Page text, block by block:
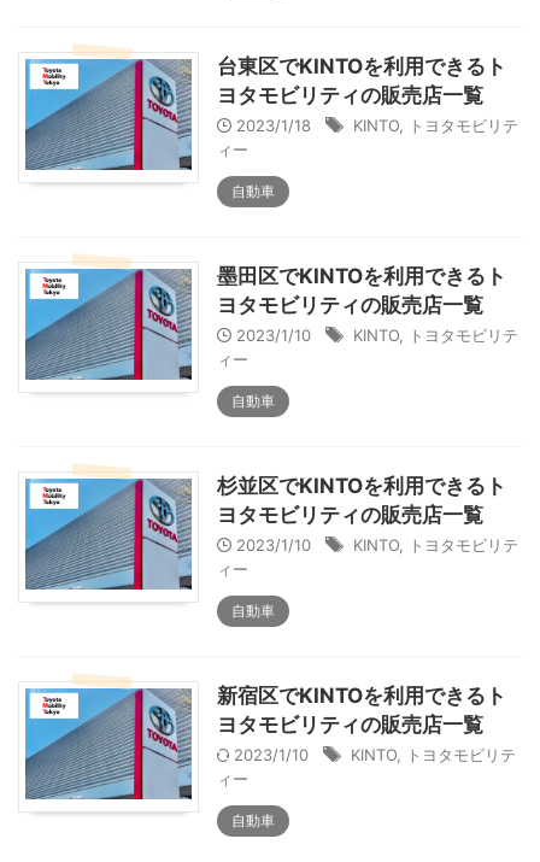
台東区でKINTOを利用できるト
ヨタモビリティの販売店一覧
2023/1/18 KINTO
トヨタモビリテ
ィー
自動車
墨田区でKINTOを利用できるト
ヨタモビリティの販売店一覧
2023/1/10 KINTO
トヨタモビリテ
ィー
自動車
杉並区でKINTOを利用できるト
ヨタモビリティの販売店一覧
2023/1/10 KINTO
トヨタモビリテ
ィー
自動車
新宿区でKINTOを利用できるト
ヨタモビリティの販売店一覧
2023/1/10 KINTO
トヨタモビリテ
ィー
自動車